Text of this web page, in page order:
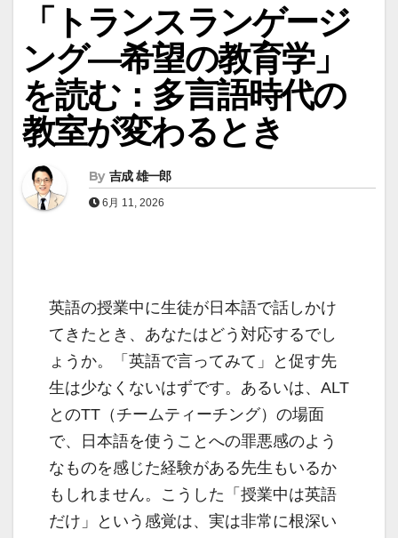
「トランスランゲージ
ング―希望の教育学」
を読む：多言語時代の
教室が変わるとき
By 吉成 雄一郎
6月 11, 2026
英語の授業中に生徒が日本語で話しかけ
てきたとき、あなたはどう対応するでし
ょうか。「英語で言ってみて」と促す先
生は少なくないはずです。あるいは、ALT
とのTT（チームティーチング）の場面
で、日本語を使うことへの罪悪感のよう
なものを感じた経験がある先生もいるか
もしれません。こうした「授業中は英語
だけ」という感覚は、実は非常に根深い